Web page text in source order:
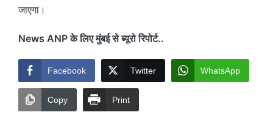
जाएगा।
News ANP के लिए मुंबई से ब्यूरो रिपोर्ट..
Facebook Twitter WhatsApp
Copy Print